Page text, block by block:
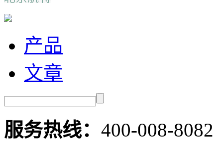
产品
文章
服务热线： 400-008-8082